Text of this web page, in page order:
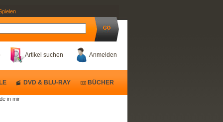
Anmelden
Artikel suchen
in mir
DVD & BLU-RAY BÜCHER